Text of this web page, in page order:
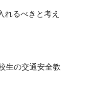
れるべきと考え
生の交通安全教